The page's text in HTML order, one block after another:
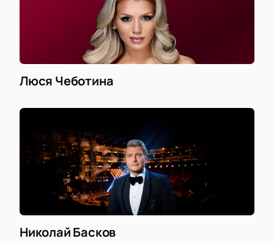
Люся Чеботина
Николай Басков